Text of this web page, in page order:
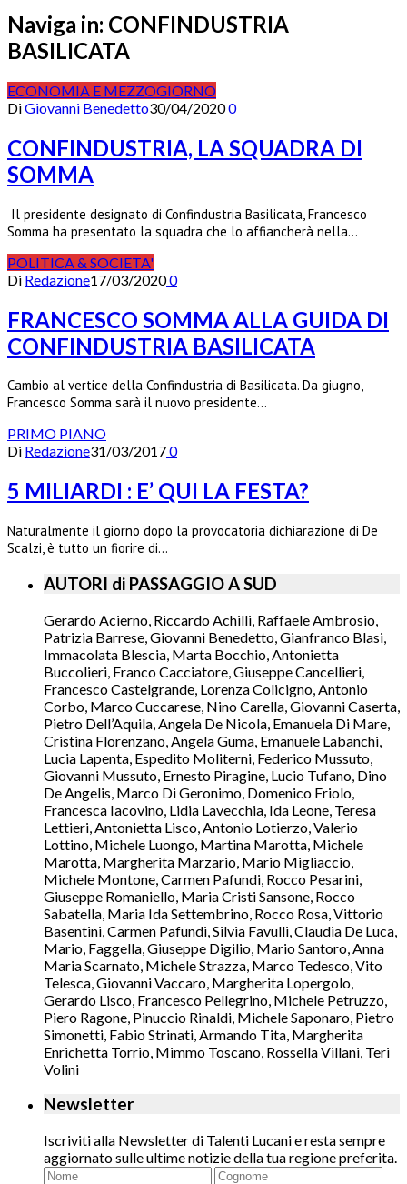
Naviga in: CONFINDUSTRIA
BASILICATA
ECONOMIA E MEZZOGIORNO
DiGiovanni Benedetto30/04/20200
CONFINDUSTRIA, LA SQUADRA DI
SOMMA
Il presidente designato di Confindustria Basilicata, Francesco
Somma ha presentato la squadra che lo affiancherà nella…
POLITICA & SOCIETA'
Di Redazione17/03/20200
FRANCESCO SOMMA ALLA GUIDA DI
CONFINDUSTRIA BASILICATA
Cambio al vertice della Confindustria di Basilicata. Da giugno,
Francesco Somma sarà il nuovo presidente…
PRIMO PIANO
Di Redazione31/03/20170
5 MILIARDI : E’ QUI LA FESTA?
Naturalmente il giorno dopo la provocatoria dichiarazione di De
Scalzi, è tutto un fiorire di…
AUTORI di PASSAGGIO A SUD
Gerardo Acierno, Riccardo Achilli, Raffaele Ambrosio,
Patrizia Barrese, Giovanni Benedetto, Gianfranco Blasi,
Immacolata Blescia, Marta Bocchio, Antonietta
Buccolieri, Franco Cacciatore, Giuseppe Cancellieri,
Francesco Castelgrande, Lorenza Colicigno, Antonio
Corbo, Marco Cuccarese, Nino Carella, Giovanni Caserta,
Pietro Dell’Aquila, Angela De Nicola, Emanuela Di Mare,
Cristina Florenzano, Angela Guma, Emanuele Labanchi,
Lucia Lapenta, Espedito Moliterni, Federico Mussuto,
Giovanni Mussuto, Ernesto Piragine, Lucio Tufano, Dino
De Angelis, Marco Di Geronimo, Domenico Friolo,
Francesca Iacovino, Lidia Lavecchia, Ida Leone, Teresa
Lettieri, Antonietta Lisco, Antonio Lotierzo, Valerio
Lottino, Michele Luongo, Martina Marotta, Michele
Marotta, Margherita Marzario, Mario Migliaccio,
Michele Montone, Carmen Pafundi, Rocco Pesarini,
Giuseppe Romaniello, Maria Cristi Sansone, Rocco
Sabatella, Maria Ida Settembrino, Rocco Rosa, Vittorio
Basentini, Carmen Pafundi, Silvia Favulli, Claudia De Luca,
Mario, Faggella, Giuseppe Digilio, Mario Santoro, Anna
Maria Scarnato, Michele Strazza, Marco Tedesco, Vito
Telesca, Giovanni Vaccaro, Margherita Lopergolo,
Gerardo Lisco, Francesco Pellegrino, Michele Petruzzo,
Piero Ragone, Pinuccio Rinaldi, Michele Saponaro, Pietro
Simonetti, Fabio Strinati, Armando Tita, Margherita
Enrichetta Torrio, Mimmo Toscano, Rossella Villani, Teri
Volini
Newsletter
Iscriviti alla Newsletter di Talenti Lucani e resta sempre
aggiornato sulle ultime notizie della tua regione preferita.